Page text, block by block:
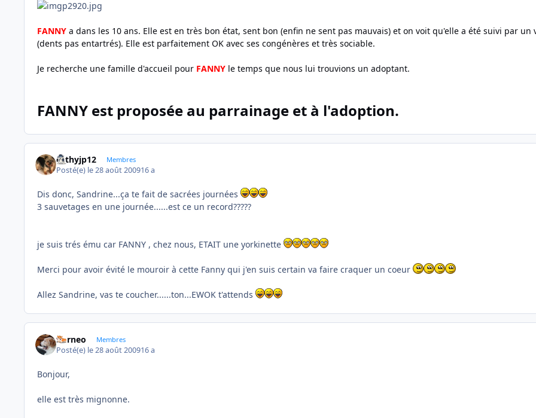
FANNY a dans les 10 ans. Elle est en très bon état, sent bon (enfin ne sent pas mauvais) et on voit qu'elle a été suivi par un
(dents pas entartrés). Elle est parfaitement OK avec ses congénères et très sociable.
Je recherche une famille d'accueil pour FANNY le temps que nous lui trouvions un adoptant.
FANNY est proposée au parrainage et à l'adoption.
cathyjp12 Membres
Posté(e) le 28 août 200916 a
Dis donc, Sandrine...ça te fait de sacrées journées
3 sauvetages en une journée......est ce un record?????
je suis trés ému car FANNY , chez nous, ETAIT une yorkinette
Merci pour avoir évité le mouroir à cette Fanny qui j'en suis certain va faire craquer un coeur
Allez Sandrine, vas te coucher......ton...EWOK t'attends
borneo Membres
Posté(e) le 28 août 200916 a
Bonjour,
elle est très mignonne.